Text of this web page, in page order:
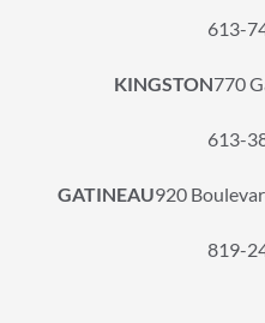
613-
KINGSTON770
613-
GATINEAU920
819-